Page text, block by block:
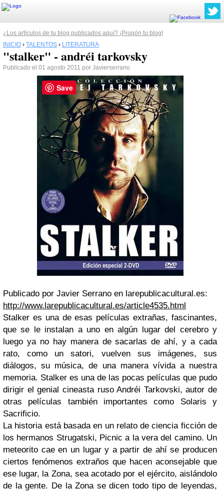
¿Los artículos de tu blog publicados aquí? ¡Propón tu blog!
INICIO › TALENTOS › LITERATURA
"stalker" - andréi tarkovsky
Publicado el 01 agosto 2011 por Javierserrano
Publicado por Javier Serrano en larepublicacultural.es:
http://www.larepublicacultural.es/article4535.html
Stalker es una de esas películas extrañas, fascinantes,
que se le instalan a uno en algún lugar del cerebro y
luego ya no hay manera de sacarlas de ahí, y a cada
rato, como un satori, vuelven sus imágenes, sus
diálogos, su música, de una manera vívida a nuestra
memoria. Stalker es una de las pocas películas que pudo
dirigir el genial cineasta ruso Andréi Tarkovski, autor de
otras películas también importantes como Solaris y
Sacrificio.
La historia está basada en un relato de ciencia ficción de
los hermanos Strugatski, Picnic a la vera del camino. Un
meteorito cae en un lugar y a partir de ahí se producen
ciertos fenómenos extraños que hacen aconsejable que
ese lugar, la Zona, sea acotado por el ejército, aislándolo
de la gente. De la Zona se dicen todo tipo de leyendas,
Save